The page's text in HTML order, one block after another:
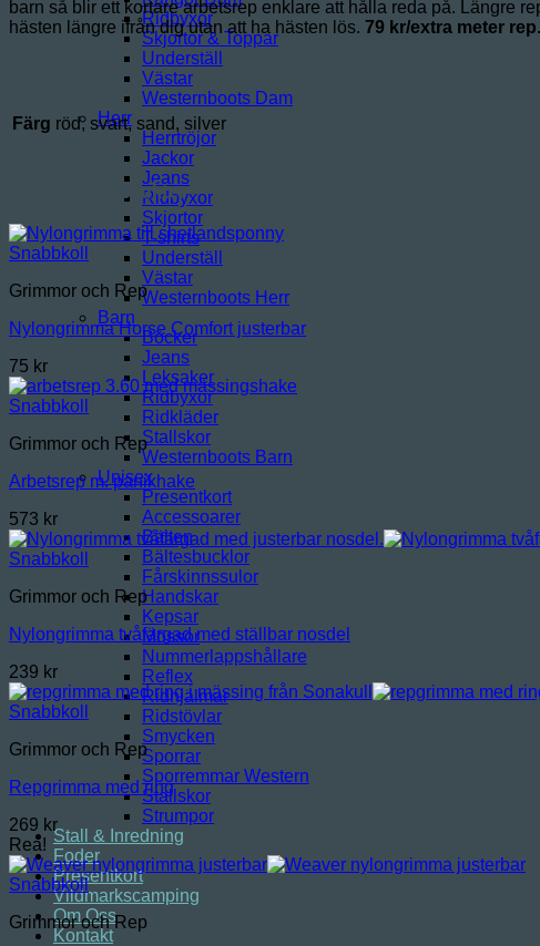
Ridbyxor
Skjortor & Toppar
Underställ
Västar
Westernboots Dam
Herr
Herrtröjor
Jackor
Jeans
Ridbyxor
Skjortor
T-shirts
Underställ
Västar
Westernboots Herr
Barn
Böcker
Jeans
Leksaker
Ridbyxor
Ridkläder
Stallskor
Westernboots Barn
Unisex
Presentkort
Accessoarer
Bälten
Bältesbucklor
Fårskinnssulor
Handskar
Kepsar
Mössor
Nummerlappshållare
Reflex
Ridhjälmar
Ridstövlar
Smycken
Sporrar
Sporremmar Western
Stallskor
Strumpor
Stall & Inredning
Foder
Presentkort
Vildmarkscamping
Om Oss
Kontakt
barn så blir ett kortare arbetsrep enklare att hålla reda på. Längre
hästen längre ifrån dig utan att ha hästen lös. 79 kr/extra meter rep.
Färg röd, svart, sand, silver
Relaterade produkter
Snabbkoll
Grimmor och Rep
Nylongrimma Horse Comfort justerbar
75 kr
Snabbkoll
Grimmor och Rep
Arbetsrep m. panikhake
573 kr
Snabbkoll
Grimmor och Rep
Nylongrimma tvåfärgad med ställbar nosdel
239 kr
Snabbkoll
Grimmor och Rep
Repgrimma med ring
269 kr
Rea!
Snabbkoll
Grimmor och Rep